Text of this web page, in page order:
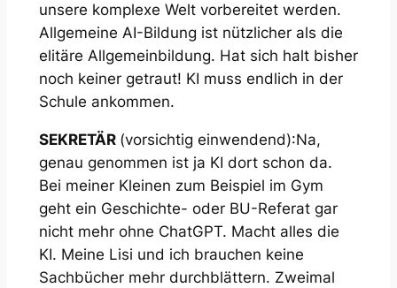
unsere komplexe Welt vorbereitet werden.
Allgemeine AI-Bildung ist nützlicher als die
elitäre Allgemeinbildung. Hat sich halt bisher
noch keiner getraut! KI muss endlich in der
Schule ankommen.
SEKRETÄR (vorsichtig einwendend):Na,
genau genommen ist ja KI dort schon da.
Bei meiner Kleinen zum Beispiel im Gym
geht ein Geschichte- oder BU-Referat gar
nicht mehr ohne ChatGPT. Macht alles die
KI. Meine Lisi und ich brauchen keine
Sachbücher mehr durchblättern. Zweimal